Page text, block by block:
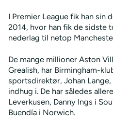
I Premier League fik han sin
2014, hvor han fik de sidste
nederlag til netop
De mange millioner Aston
Grealish, har Birmingham-
sportsdirektør, Johan
indhug i. De har således
Leverkusen, Danny Ings i
Buendía i Norwich.